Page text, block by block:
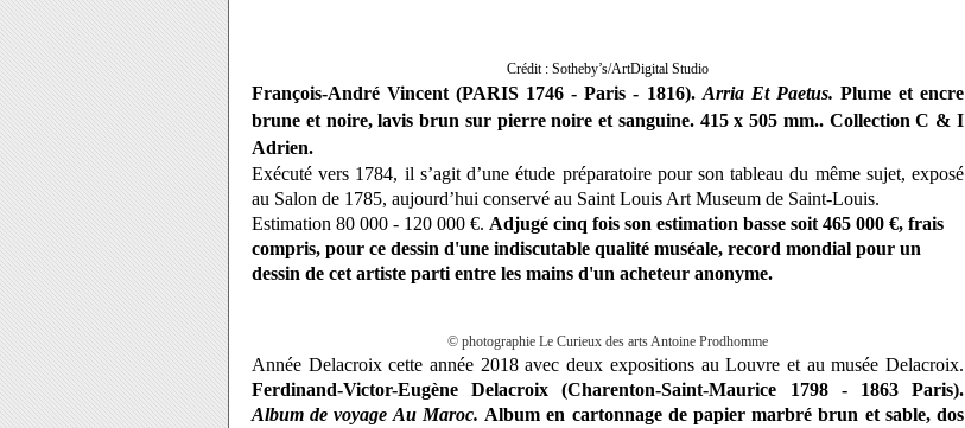
Crédit : Sotheby’s/ArtDigital Studio
François-André Vincent (PARIS 1746 - Paris - 1816). Arria Et Paetus. Plume et encre
brune et noire, lavis brun sur pierre noire et sanguine. 415 x 505 mm.. Collection C & I
Adrien.
Exécuté vers 1784, il s’agit d’une étude préparatoire pour son tableau du même sujet, exposé
au Salon de 1785, aujourd’hui conservé au Saint Louis Art Museum de Saint-Louis.
Estimation 80 000 - 120 000 €. Adjugé cinq fois son estimation basse soit 465 000 €, frais
compris, pour ce dessin d'une indiscutable qualité muséale, record mondial pour un
dessin de cet artiste parti entre les mains d'un acheteur anonyme.
© photographie Le Curieux des arts Antoine Prodhomme
Année Delacroix cette année 2018 avec deux expositions au Louvre et au musée Delacroix.
Ferdinand-Victor-Eugène Delacroix (Charenton-Saint-Maurice 1798 - 1863 Paris).
Album de voyage Au Maroc. Album en cartonnage de papier marbré brun et sable, dos